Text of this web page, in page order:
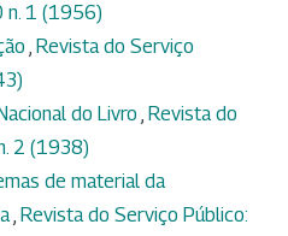
n. 1 (1956)
, Revista do Serviço
do Livro , Revista do
2 (1938)
de material da
, Revista do Serviço Público: